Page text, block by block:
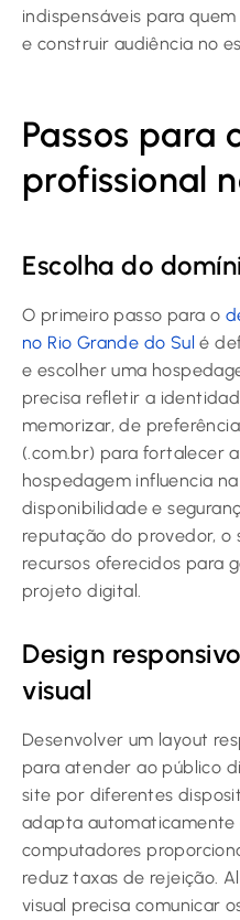
indispensáveis para
e construir audiência no
Passos para
profissional
Escolha do
O primeiro passo para o
no Rio Grande do Sul é
e escolher uma
precisa refletir a
memorizar, de
(.com.br) para fortalecer
hospedagem influencia
disponibilidade e
reputação do provedor, o
recursos oferecidos para
projeto digital.
Design
visual
Desenvolver um layout
para atender ao público
site por diferentes
adapta automaticamente
computadores
reduz taxas de rejeição.
visual precisa comunicar